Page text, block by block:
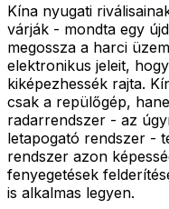
Kína nyugati
várják - mondta egy
megossza a harci
elektronikus jeleit,
kiképezhessék rajta.
csak a repülőgép,
radarrendszer - az
letapogató rendszer -
rendszer azon
fenyegetések
is alkalmas legyen.